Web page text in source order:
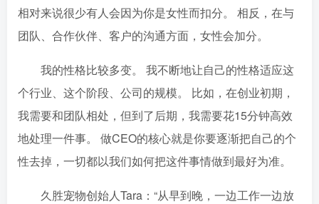
相对来说很少有人会因为你是女性而扣分。 相反，在与
团队、合作伙伴、客户的沟通方面，女性会加分。
我的性格比较多变。 我不断地让自己的性格适应这
个行业、这个阶段、公司的规模。 比如，在创业初期，
我需要和团队相处，但到了后期，我需要花15分钟高效
地处理一件事。 做CEO的核心就是你要逐渐把自己的个
性去掉，一切都以我们如何把这件事情做到最好为准。
久胜宠物创始人Tara：“从早到晚，一边工作一边放